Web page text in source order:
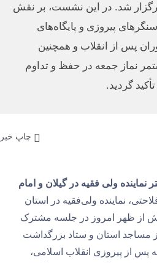
شد. در این نشست، بر نقش
پیروزی و پایگاه‌های
پس از انقلاب و همچنین
نماز جمعه در حفظ و تداوم
گردید.
چاپ خبر
ولی فقیه در گیلان و امام
نماینده ولی‌فقیه در استان
از ظهر امروز در جلسه مشترک
مساجد استان و ستاد بزرگداشت
پس از پیروزی انقلاب اسلامی،